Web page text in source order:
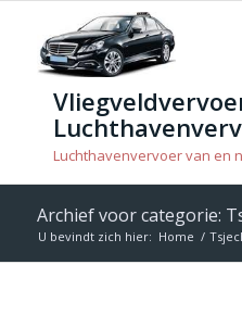
Luchthavenvervoer van en
Archief voor categorie:
U bevindt zich hier: Home /